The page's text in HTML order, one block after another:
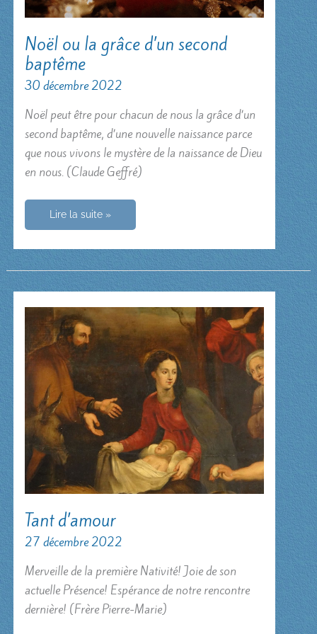
Noël ou la grâce d’un second
baptême
30 décembre 2022
Noël peut être pour chacun de nous la grâce d’un
second baptême, d’une nouvelle naissance parce
que nous vivons le mystère de la naissance de Dieu
en nous. (Claude Geffré)
Noël
la
d’un
second
baptême
Lire la suite »
Tant d’amour
27 décembre 2022
Merveille de la première Nativité! Joie de son
actuelle Présence! Espérance de notre rencontre
dernière! (Frère Pierre-Marie)